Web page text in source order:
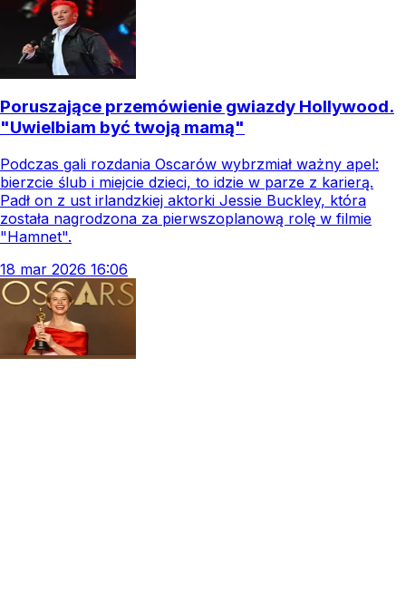
Poruszające przemówienie gwiazdy Hollywood.
"Uwielbiam być twoją mamą"
Podczas gali rozdania Oscarów wybrzmiał ważny apel:
bierzcie ślub i miejcie dzieci, to idzie w parze z karierą.
Padł on z ust irlandzkiej aktorki Jessie Buckley, która
została nagrodzona za pierwszoplanową rolę w filmie
"Hamnet".
18 mar 2026 16:06